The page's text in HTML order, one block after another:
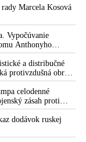
Marcela Kosová
Vypočúvanie
Anthonyho
médií ignorovala
a distribučné
protivzdušná obrana
a jeho okolie
celodenné
zásah proti
dodávok ruskej